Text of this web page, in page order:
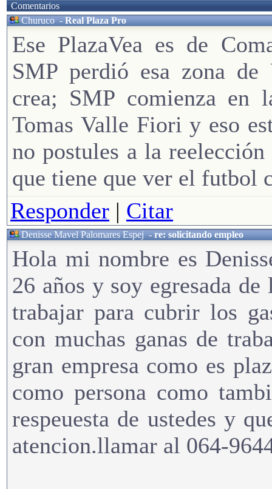
Comentarios
Churuco-Real Plaza Pro
Ese PlazaVea es de
SMP perdió esa zona
crea; SMP comienza en
Tomas Valle Fiori y eso
no postules a la
que tiene que ver el futbol
Responder | Citar
Denisse Mavel Palomares Espej-re: solicitando empleo
Hola mi nombre es
26 años y soy egresada
trabajar para cubrir los
con muchas ganas de
gran empresa como es
como persona como
respeuesta de ustedes y
atencion.llamar al 064-